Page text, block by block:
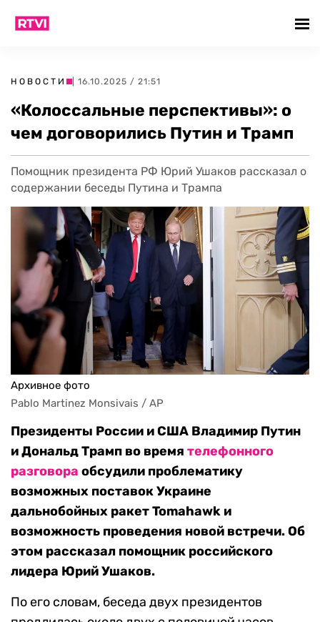
НОВОСТИ | 16.10.2025 / 21:51
«Колоссальные перспективы»: о
чем договорились Путин и Трамп
Помощник президента РФ Юрий Ушаков рассказал о
содержании беседы Путина и Трампа
Архивное фото
Pablo Martinez Monsivais / AP
Президенты России и США Владимир Путин
и Дональд Трамп во время телефонного
разговора обсудили проблематику
возможных поставок Украине
дальнобойных ракет Tomahawk и
возможность проведения новой встречи. Об
этом рассказал помощник российского
лидера Юрий Ушаков.
По его словам, беседа двух президентов